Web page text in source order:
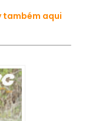
também aqui